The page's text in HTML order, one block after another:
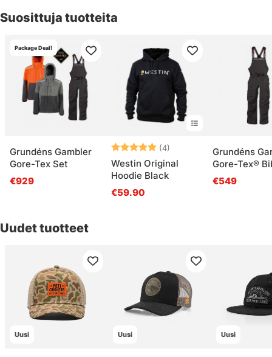
Suosittuja tuotteita
Package Deal!
Grundéns Gambler
Gore-Tex Set
€929
Arvio: (4)
5.0 5:sta tähdestä
Westin Original
Hoodie Black
€59.90
Grundéns
Gore-Tex®
Anchor
€549
Uudet tuotteet
Uusi Uusi Uusi